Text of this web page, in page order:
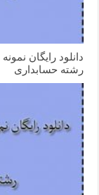
رشته حسابداری